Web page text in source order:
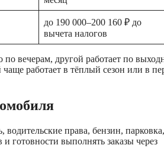
до 190 000–200 160 ₽ до
вычета налогов
вечерам, другой работает по
чаще работает в тёплый сезон или в
права, бензин, парковка,
готовности выполнять заказы через